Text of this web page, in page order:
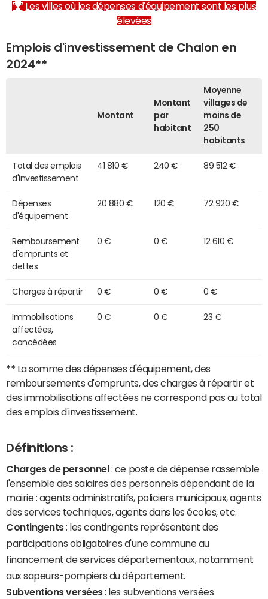
Les villes où les dépenses d'équipement sont les plus
élevées
Emplois d'investissement de Chalon en
2024**
Montant
Montant
par
habitant
Moyenne
villages de
moins de
250
habitants
Total des emplois
d'investissement
41 810 € 240 € 89 512 €
Dépenses
d'équipement
20 880 € 120 € 72 920 €
Remboursement
d'emprunts et
dettes
0 € 0 € 12 610 €
Charges à répartir 0 € 0 € 0 €
Immobilisations
affectées,
concédées
0 € 0 € 23 €
** La somme des dépenses d'équipement, des
remboursements d'emprunts, des charges à répartir et
des immobilisations affectées ne correspond pas au total
des emplois d'investissement.
Définitions :
Charges de personnel : ce poste de dépense rassemble
l'ensemble des salaires des personnels dépendant de la
mairie : agents administratifs, policiers municipaux, agents
des services techniques, agents dans les écoles, etc.
Contingents: les contingents représentent des
participations obligatoires d'une commune au
financement de services départementaux, notamment
aux sapeurs-pompiers du département.
Subventions versées: les subventions versées